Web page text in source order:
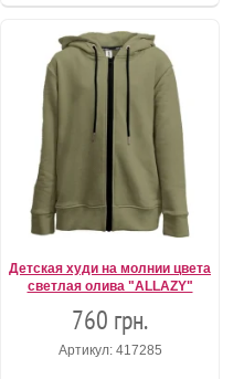
Детская худи на молнии цвета
светлая олива "ALLAZY"
760 грн.
Артикул: 417285